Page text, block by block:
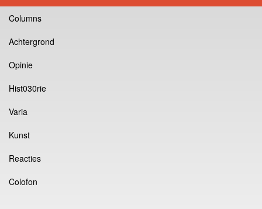
Columns
Achtergrond
Opinie
Hist030rie
Varia
Kunst
Reacties
Colofon